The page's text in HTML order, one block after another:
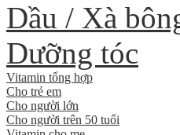
Dầu / Xà
Dưỡng tóc
Vitamin tổng hợp
Cho trẻ em
Cho người lớn
Cho người trên 50 tuổi